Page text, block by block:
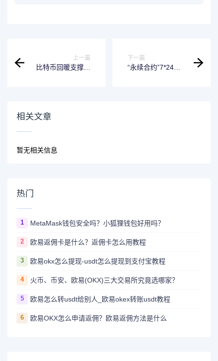
上一篇
比特币回暖支撑估
下一篇
“永续合约”7*24小
相关文章
暂无相关信息
热门
1 MetaMask钱包安全吗？小狐狸钱包好用吗？
2 欧易返佣卡是什么？返佣卡怎么用教程
3 欧易okx怎么提现-usdt怎么提现到支付宝教程
4 火币、币安、欧易(OKX)三大交易所究竟选哪家？
5 欧易怎么转usdt给别人_欧易okex转账usdt教程
6 欧易OKX怎么申请返佣？欧易返佣方法是什么